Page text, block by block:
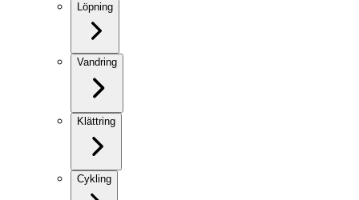
Löpning
Vandring
Klättring
Cykling